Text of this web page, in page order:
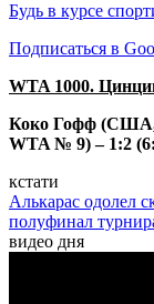
Будь в курсе
Подписаться в
WTA 1000.
Коко Гофф (США,
WTA № 9) – 1:2
кстати
Алькарас одолел
полуфинал
видео дня